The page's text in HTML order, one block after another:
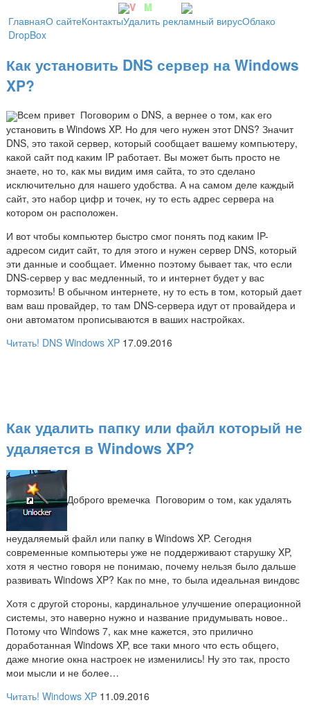
Virt M
ГлавнаяО сайтеКонтактыУдалить рекламный вирусОблако
DropBox
Как установить DNS сервер на Windows
XP?
Всем привет Поговорим о DNS, а вернее о том, как его
установить в Windows XP. Но для чего нужен этот DNS? Значит
DNS, это такой сервер, который сообщает вашему компьютеру,
какой сайт под каким IP работает. Вы может быть просто не
знаете, но то, как мы видим имя сайта, то это сделано
исключительно для нашего удобства. А на самом деле каждый
сайт, это набор цифр и точек, ну то есть адрес сервера на
котором он расположен.
И вот чтобы компьютер быстро смог понять под каким IP-
адресом сидит сайт, то для этого и нужен сервер DNS, который
эти данные и сообщает. Именно поэтому бывает так, что если
DNS-сервер у вас медленный, то и интернет будет у вас
тормозить! В обычном интернете, ну то есть в том, который дает
вам ваш провайдер, то там DNS-сервера идут от провайдера и
они автоматом прописываются в ваших настройках.
Читать! DNS Windows XP 17.09.2016
Как удалить папку или файл который не
удаляется в Windows XP?
Доброго времечка Поговорим о том, как удалять
неудаляемый файл или папку в Windows XP. Сегодня
современные компьютеры уже не поддерживают старушку XP,
хотя я честно говоря не понимаю, почему нельзя было дальше
развивать Windows XP? Как по мне, то была идеальная виндовс
Хотя с другой стороны, кардинальное улучшение операционной
системы, это наверно нужно и название придумывать новое..
Потому что Windows 7, как мне кажется, это прилично
доработанная Windows XP, все таки много что есть общего,
даже многие окна настроек не изменились! Ну это так, просто
мои мысли и не более…
Читать! Windows XP 11.09.2016